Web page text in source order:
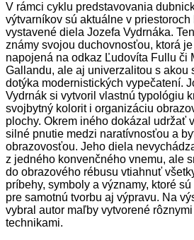
V rámci cyklu predstavovania
výtvarníkov sú aktuálne v priestoroch
vystavené diela Jozefa Vydrnáka.
známy svojou duchovnosťou, ktorá je
napojená na odkaz Ľudovíta Fullu či
Gallandu, ale aj univerzalitou s akou
dotýka modernistických vypečatení.
Vydrnák si vytvoril vlastnú typológiu
svojbytný kolorit i organizáciu
plochy. Okrem iného dokázal udržať
silné pnutie medzi naratívnosťou a
obrazovosťou. Jeho diela
z jedného konvenčného vnemu, ale
do obrazového rébusu vtiahnuť
príbehy, symboly a významy, ktoré
pre samotnú tvorbu aj výpravu. Na
vybral autor maľby vytvorené rôznymi
technikami.